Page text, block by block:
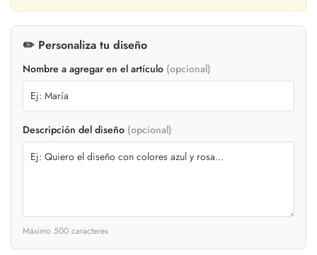
✏️ Personaliza tu diseño
Nombre a agregar en el artículo (opcional)
Descripción del diseño (opcional)
Máximo 500 caracteres